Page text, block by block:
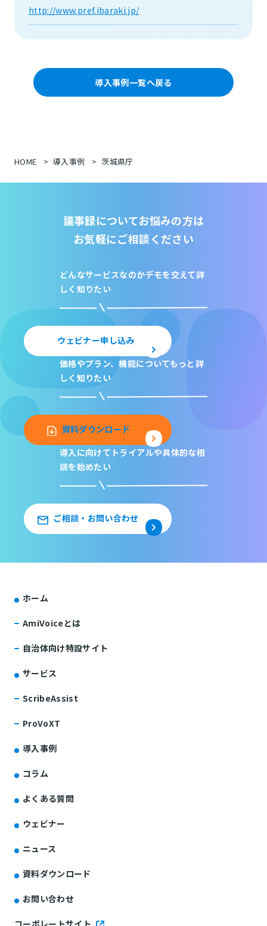
http://www.pref.ibaraki.jp/
導入事例一覧へ戻る
HOME 導入事例 茨城県庁
議事録についてお悩みの方は
お気軽にご相談ください
どんなサービスなのかデモを交えて詳
しく知りたい
ウェビナー申し込み
価格やプラン、機能についてもっと詳
しく知りたい
資料ダウンロード
導入に向けてトライアルや具体的な相
談を始めたい
ご相談・お問い合わせ
ホーム
AmiVoiceとは
自治体向け特設サイト
サービス
ScribeAssist
ProVoXT
導入事例
コラム
よくある質問
ウェビナー
ニュース
資料ダウンロード
お問い合わせ